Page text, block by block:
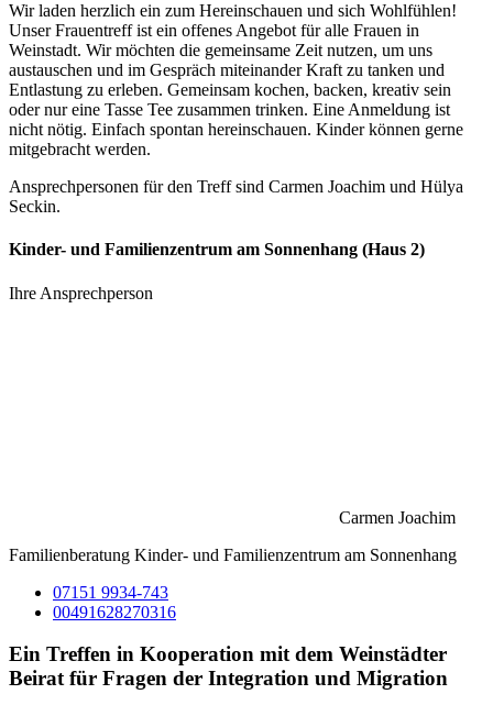
Wir laden herzlich ein zum Hereinschauen und sich Wohlfühlen!
Unser Frauentreff ist ein offenes Angebot für alle Frauen in
Weinstadt. Wir möchten die gemeinsame Zeit nutzen, um uns
austauschen und im Gespräch miteinander Kraft zu tanken und
Entlastung zu erleben. Gemeinsam kochen, backen, kreativ sein
oder nur eine Tasse Tee zusammen trinken. Eine Anmeldung ist
nicht nötig. Einfach spontan hereinschauen. Kinder können gerne
mitgebracht werden.
Ansprechpersonen für den Treff sind Carmen Joachim und Hülya
Seckin.
Kinder- und Familienzentrum am Sonnenhang (Haus 2)
Ihre Ansprechperson
Carmen Joachim
Familienberatung Kinder- und Familienzentrum am Sonnenhang
07151 9934-743
00491628270316
Ein Treffen in Kooperation mit dem Weinstädter
Beirat für Fragen der Integration und Migration